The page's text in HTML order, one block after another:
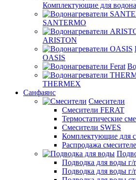
Комплектующие для
SANTERMO
ARISTON
OASIS
THERMEX
Санфаянс
Смесители
Смесители FERAT
Термостатические
Смесители SWES
Комплектующие для
Распродажа
Подводка для воды
Подводка для воды